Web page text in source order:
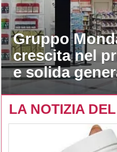
Gruppo
crescita nel
e solida
LA NOTIZIA